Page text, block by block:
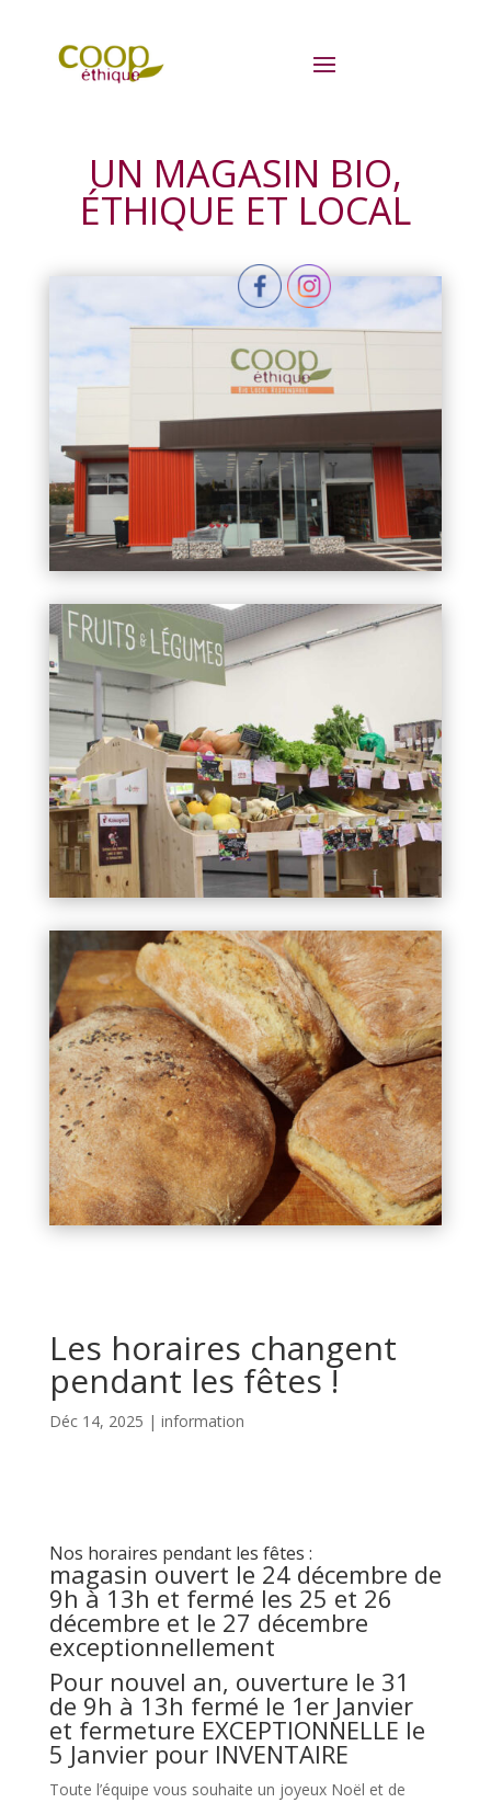
UN MAGASIN BIO,
ÉTHIQUE ET LOCAL
Les horaires changent
pendant les fêtes !
Déc 14, 2025 | information
Nos horaires pendant les fêtes :
magasin ouvert le 24 décembre de
9h à 13h et fermé les 25 et 26
décembre et le 27 décembre
exceptionnellement
Pour nouvel an, ouverture le 31
de 9h à 13h fermé le 1er Janvier
et fermeture EXCEPTIONNELLE le
5 Janvier pour INVENTAIRE
Toute l’équipe vous souhaite un joyeux Noël et de